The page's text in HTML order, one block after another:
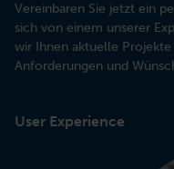
Vereinbaren Sie jetzt ein
sich von einem unserer
wir Ihnen aktuelle
Anforderungen und
User Experience